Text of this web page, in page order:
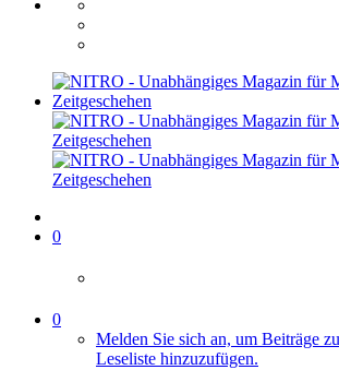
0
0
Melden Sie sich an, um Beiträge
Leseliste hinzuzufügen.